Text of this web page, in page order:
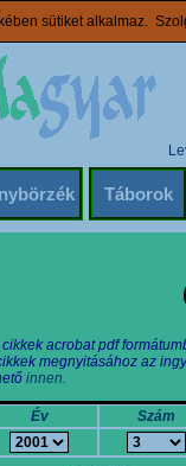
sütiket alkalmaz.
Táborok
acrobat pdf
megnyitásához az
innen.
Év Szám